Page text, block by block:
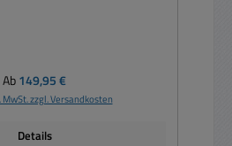
Regulärer Preis:
Ab149,95 €
MwSt. zzgl. Versandkosten
Details